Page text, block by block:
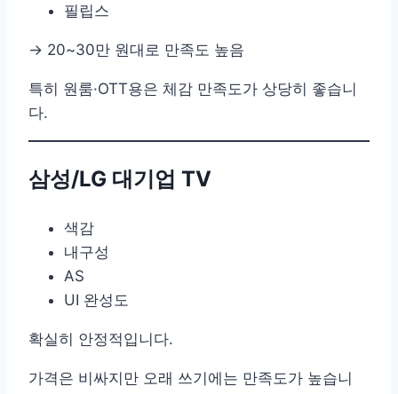
필립스
→ 20~30만 원대로 만족도 높음
특히 원룸·OTT용은 체감 만족도가 상당히 좋습니
다.
삼성/LG 대기업 TV
색감
내구성
AS
UI 완성도
확실히 안정적입니다.
가격은 비싸지만 오래 쓰기에는 만족도가 높습니